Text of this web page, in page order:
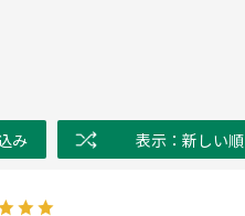
み 表示：新しい順